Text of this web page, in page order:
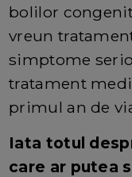
bolilor
vreun
simptome
tratament
primul an de
Iata totul
care ar putea